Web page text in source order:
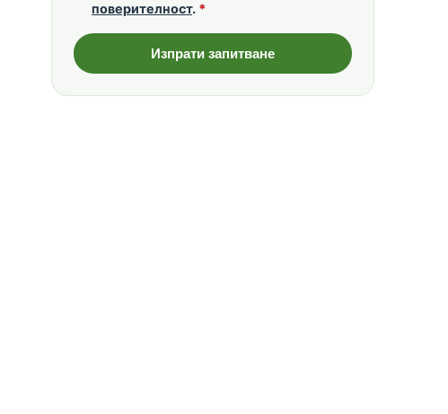
поверителност. *
Изпрати запитване